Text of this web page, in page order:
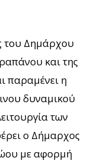
του Δημάρχου
και της
παραμένει η
δυναμικού
των
ο Δήμαρχος
με αφορμή